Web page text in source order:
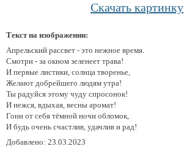
Скачать картинку
Текст на изображении:
Апрельский рассвет - это нежное время.
Смотри - за окном зеленеет трава!
И первые листики, солнца творенье,
Желают добрейшего людям утра!
Ты радуйся этому чуду спросонок!
И нежся, вдыхая, весны аромат!
Гони от себя тёмной ночи обломок,
И будь очень счастлив, удачлив и рад!
Добавлено: 23.03.2023